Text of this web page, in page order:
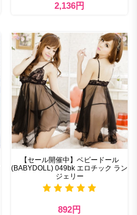
2,136円
【セール開催中】ベビードール
(BABYDOLL) 049bk エロチック ラン
ジェリー
892円